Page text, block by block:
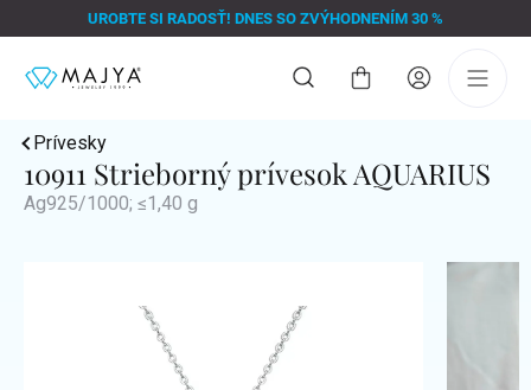
na
UROBTE SI RADOSŤ! DNES SO ZVÝHODNENÍM 30 %
Nákupný
Prívesky
10911 Strieborný prívesok AQUARIUS
Ag925/1000; ≤1,40 g